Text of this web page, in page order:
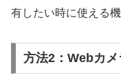
有したい時に使える
方法2：Webカ